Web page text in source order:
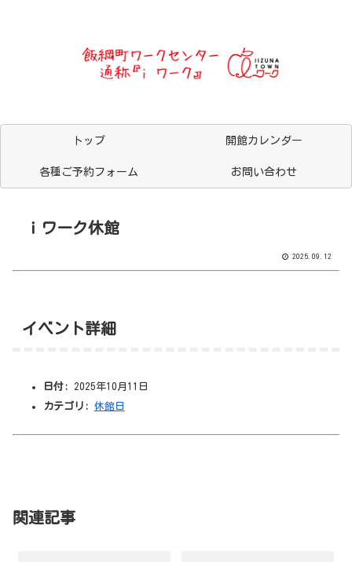
トップ 開館カレンダー
各種ご予約フォーム お問い合わせ
ｉワーク休館
2025.09.12
イベント詳細
日付:
2025年10月11日
カテゴリ:
休館日
関連記事